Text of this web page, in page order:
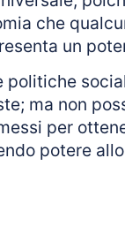
che
un
politiche
ma non
per
potere